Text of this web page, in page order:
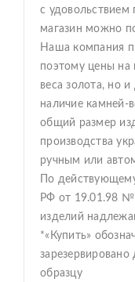
с удовольствием
магазин можно
Наша компания
поэтому цены на
веса золота, но и
наличие камней-
общий размер
производства
ручным или
По
РФ от 19.01.98
изделий
*«Купить»
образцу